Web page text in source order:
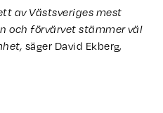
av Västsveriges mest
och förvärvet stämmer väl
säger David Ekberg,